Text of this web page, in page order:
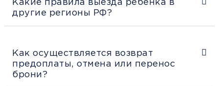
Какие правила выезда ребенка в
другие регионы РФ?
Как осуществляется возврат
предоплаты, отмена или перенос
брони?